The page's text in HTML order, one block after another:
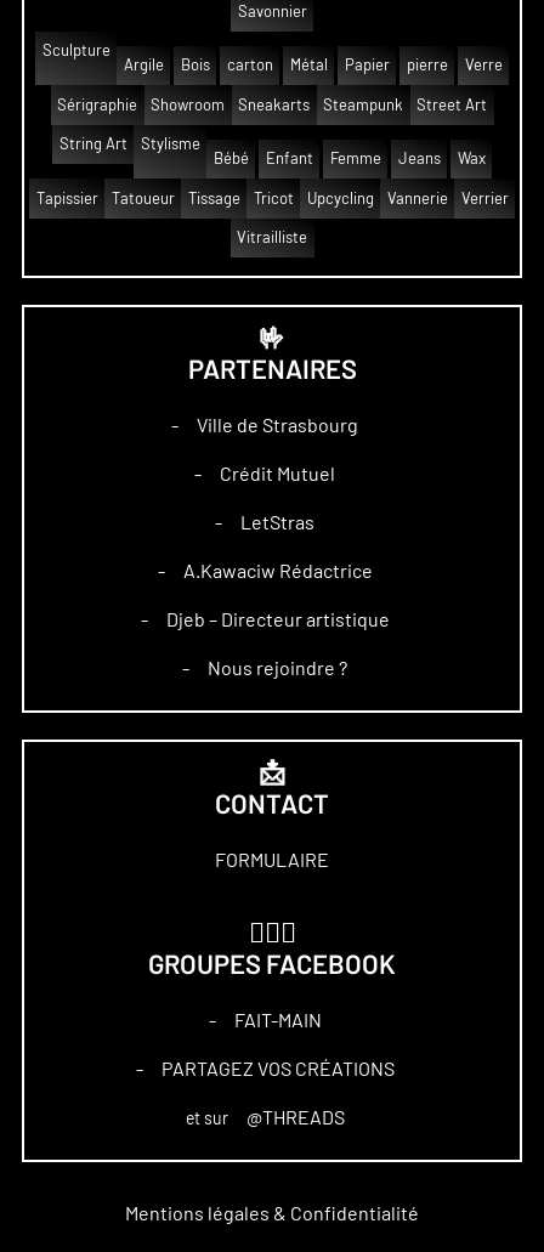
Savonnier
Sculpture
Argile
Bois carton Métal Papier pierre Verre
Sérigraphie Showroom Sneakarts Steampunk Street Art
String Art
Stylisme
Bébé
Enfant Femme Jeans Wax
Tapissier Tatoueur Tissage Tricot Upcycling Vannerie Verrier
Vitrailliste
🤟
PARTENAIRES
– Ville de Strasbourg
– Crédit Mutuel
– LetStras
– A.Kawaciw Rédactrice
– Djeb – Directeur artistique
– Nous rejoindre ?
📩
CONTACT
FORMULAIRE
🏋🏻‍♀️
GROUPES FACEBOOK
– FAIT-MAIN
– PARTAGEZ VOS CRÉATIONS
et sur @THREADS
Mentions légales & Confidentialité